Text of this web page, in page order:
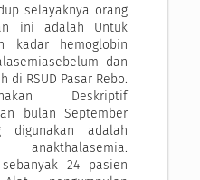
selayaknya orang
ini adalah Untuk
kadar hemoglobin
dan
RSUD Pasar Rebo.
Deskriptif
bulan September
digunakan adalah
24 pasien